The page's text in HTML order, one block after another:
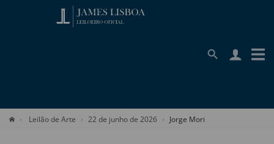
Leilão de Arte 22 de junho de 2026 Jorge Mori